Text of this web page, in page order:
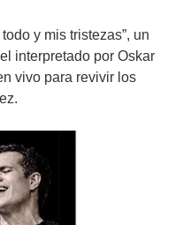
y mis tristezas”, un
interpretado por Oskar
vivo para revivir los